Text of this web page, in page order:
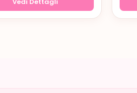
Vedi Dettagli